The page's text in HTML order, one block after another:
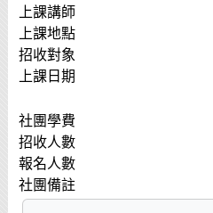
上課講師
上課地點
招收對象
上課日期
社團學費
招收人數
報名人數
社團備註